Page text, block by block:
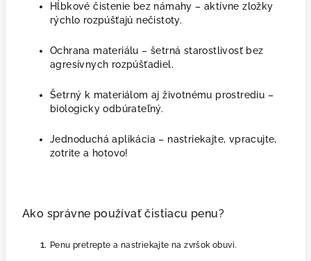
Hĺbkové čistenie bez námahy – aktívne zložky
rýchlo rozpúšťajú nečistoty.
Ochrana materiálu – šetrná starostlivosť bez
agresívnych rozpúšťadiel.
Šetrný k materiálom aj životnému prostrediu –
biologicky odbúrateľný.
Jednoduchá aplikácia – nastriekajte, vpracujte,
zotrite a hotovo!
Ako správne používať čistiacu penu?
Penu pretrepte a nastriekajte na zvršok obuvi.